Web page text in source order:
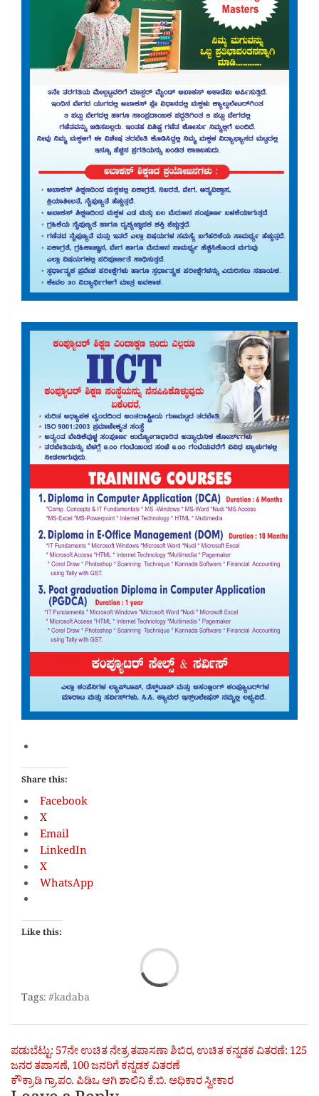
Share this:
Facebook
X
Email
LinkedIn
X
WhatsApp
Like this:
Tags:#kadaba
Post
navigation
ಪಡುಬೆಟ್ಟು: 57ನೇ ಉಚಿತ ನೇತ್ರ ತಪಾಸಣಾ ಶಿಬಿರ, ಉಚಿತ ಕನ್ನಡಕ ವಿತರಣೆ: 125
ಜನರ ತಪಾಸಣೆ, 100 ಜನರಿಗೆ ಕನ್ನಡಕ ವಿತರಣೆ
ಕೌಕ್ರಾಡಿ ಗ್ರಾ.ಪಂ. ಪಿಡಿಒ ಆಗಿ ಶಾಲಿನಿ ಕೆ.ಬಿ. ಅಧಿಕಾರ ಸ್ವೀಕಾರ